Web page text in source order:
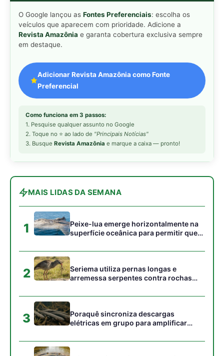
MAIS LIDAS DA SEMANA
1
aves marinhas removam ectoparasitas
acumulados em sua pele
2
arremessa serpentes contra rochas
para subjugar presas peçonhentas nos
campos
Poraquê sincroniza descargas
peixes maiores na Amazônia
4
Ariranha sincroniza caça coletiva com
Surucucu detecta calor pela fosseta
Gostou desta reportagem?
Siga a Revista Amazônia no Google News